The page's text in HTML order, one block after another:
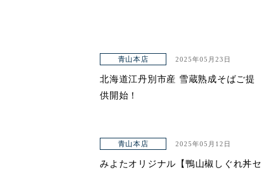
青山本店 2025年05月23日
北海道江丹別市産 雪蔵熟成そばご提
供開始！
青山本店 2025年05月12日
みよたオリジナル【鴨山椒しぐれ丼セ